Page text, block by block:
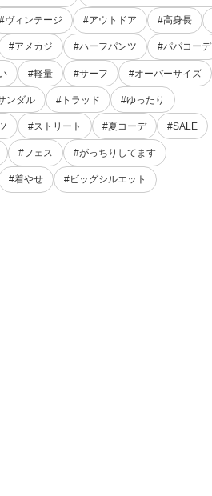
#ヴィンテージ #アウトドア #高身長
#アメカジ #ハーフパンツ #パパコーデ
#軽量 #サーフ #オーバーサイズ
ンダル #トラッド #ゆったり
#ストリート #夏コーデ #SALE
#フェス #がっちりしてます
#着やせ #ビッグシルエット